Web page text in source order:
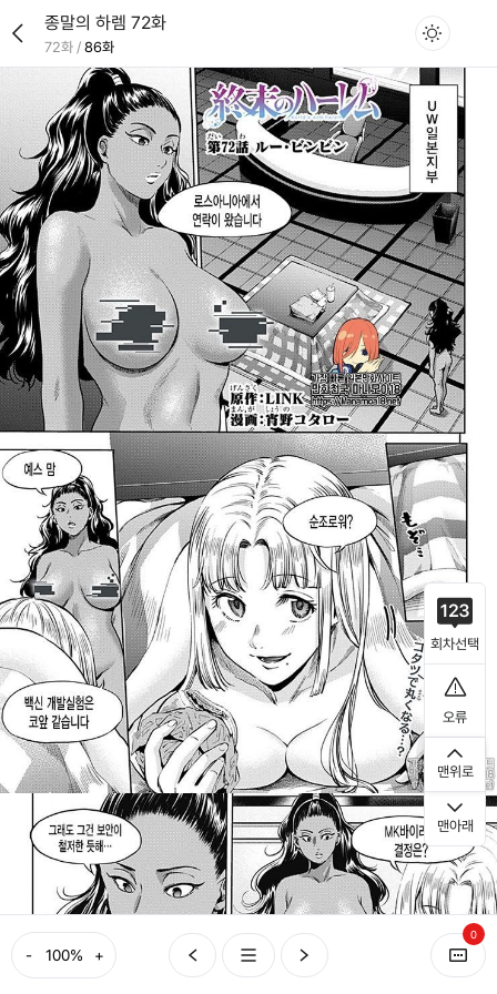
종말의 하렘 72화
72화 / 86화
- +
0
회차선택
오류
맨위로
맨아래